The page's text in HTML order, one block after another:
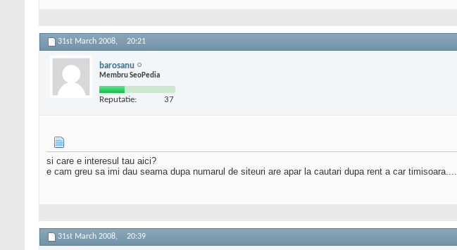
31st March 2008, 20:21
barosanu
Membru SeoPedia
Reputatie: 37
si care e interesul tau aici?
e cam greu sa imi dau seama dupa numarul de siteuri are apar la cautari dupa rent a car timisoara....
31st March 2008, 20:39